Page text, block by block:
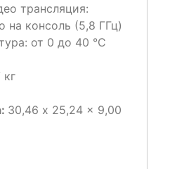
трансляция:
на консоль (5,8 ГГц)
от 0 до 40 °C
кг
30,46 x 25,24 x 9,00